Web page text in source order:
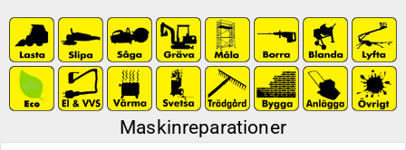
Maskinreparationer